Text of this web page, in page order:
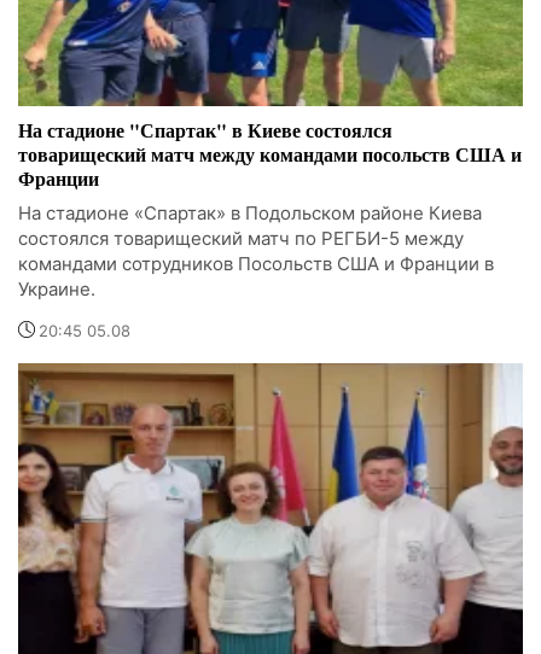
На стадионе "Спартак" в Киеве состоялся
товарищеский матч между командами посольств США и
Франции
На стадионе «Спартак» в Подольском районе Киева
состоялся товарищеский матч по РЕГБИ-5 между
командами сотрудников Посольств США и Франции в
Украине.
20:45 05.08